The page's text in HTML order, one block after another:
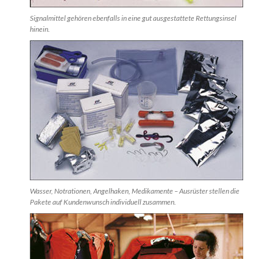
Signalmittel gehören ebenfalls in eine gut ausgestattete Rettungsinsel
hinein.
Wasser, Notrationen, Angelhaken, Medikamente – Ausrüster stellen die
Pakete auf Kundenwunsch individuell zusammen.